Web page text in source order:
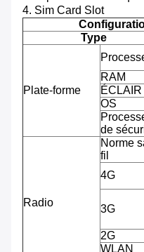
4. Sim Card Slot
Type
Plate-forme
RAM
ÉCLAIR
OS
de
Radio
Norme
fil
4G
3G
2G
WLAN